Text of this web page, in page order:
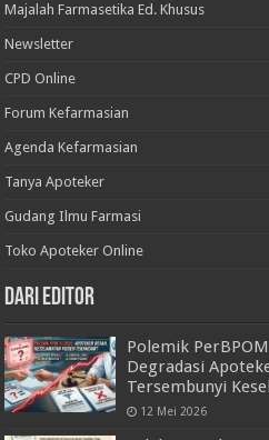
Majalah Farmasetika Ed. Khusus
Newsletter
CPD Online
Forum Kefarmasian
Agenda Kefarmasian
Tanya Apoteker
Gudang Ilmu Farmasi
Toko Apoteker Online
Dari Editor
Polemik
Degradasi
Tersembunyi
12 Mei 2026